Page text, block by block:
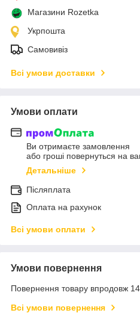
Магазини Rozetka
Укрпошта
Самовивіз
Всі умови доставки
Умови оплати
Ви отримаєте замовлення
або гроші повернуться на
Детальніше
Післяплата
Оплата на рахунок
Всі умови оплати
Умови повернення
Повернення товару впродовж
Всі умови повернення